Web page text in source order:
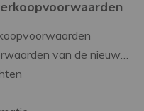
Algemene voorwaarden van de nieuwsbrief